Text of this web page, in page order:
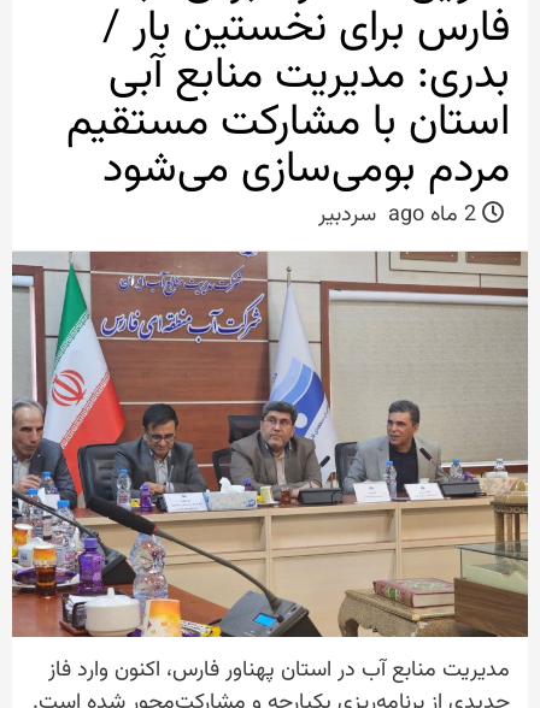
فارس برای نخستین بار /
بدری: مدیریت منابع آبی
استان با مشارکت مستقیم
مردم بومی‌سازی می‌شود
سردبیر
مدیریت منابع آب در استان پهناور فارس، اکنون وارد فاز